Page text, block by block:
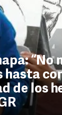
“No
hasta
de los